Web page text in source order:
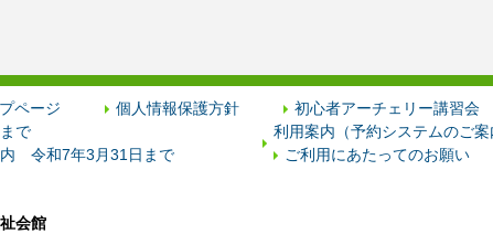
ページ 個人情報保護方針 初心者アーチェリー講習会
で
令和7年3月31日まで
利用案内（予約システムのご
ご利用にあたってのお願い
会館